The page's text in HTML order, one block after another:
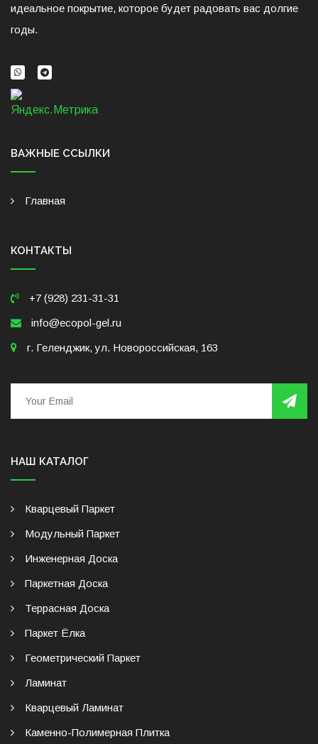
идеальное покрытие, которое будет радовать вас долгие
годы.
ВАЖНЫЕ ССЫЛКИ
Главная
КОНТАКТЫ
+7 (928) 231-31-31
info@ecopol-gel.ru
г. Геленджик, ул. Новороссийская, 163
НАШ КАТАЛОГ
Кварцевый Паркет
Модульный Паркет
Инженерная Доска
Паркетная Доска
Террасная Доска
Паркет Ёлка
Геометрический Паркет
Ламинат
Кварцевый Ламинат
Каменно-Полимерная Плитка